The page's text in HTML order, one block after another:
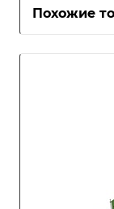
Похожие